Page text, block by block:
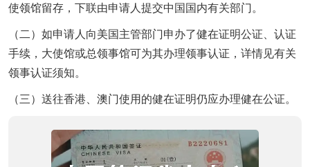
使领馆留存，下联由申请人提交中国国内有关部门。
（二）如申请人向美国主管部门申办了健在证明公证、认证
手续，大使馆或总领事馆可为其办理领事认证，详情见有关
领事认证须知。
（三）送往香港、澳门使用的健在证明仍应办理健在公证。